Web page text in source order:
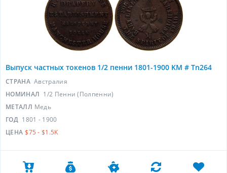
Выпуск частных токенов 1/2 пенни 1801-1900 KM # Tn264
СТРАНА Австралия
НОМИНАЛ 1/2 Пенни (Полпенни)
МЕТАЛЛ Медь
ГОД 1801 - 1900
ЦЕНА $75 - $1.5K